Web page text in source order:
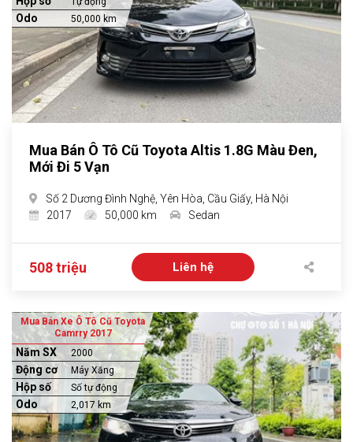
Odo 50,000 km
Mua Bán Ô Tô Cũ Toyota Altis 1.8G Màu Đen,
Mới Đi 5 Vạn
Số 2 Dương Đình Nghệ, Yên Hòa, Cầu Giấy, Hà Nội
2017
50,000 km Sedan
508 triệu Liên hệ
Mua Bán Xe Ô Tô Cũ Toyota
Camrry 2017
Năm SX 2000
Động cơ Máy Xăng
Hộp số Số tự động
Odo 2,017 km